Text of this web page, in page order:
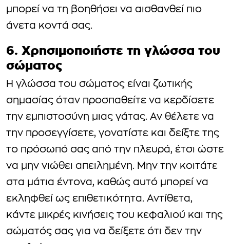
μπορεί να τη βοηθήσει να αισθανθεί πιο
άνετα κοντά σας.
6. Χρησιμοποιήστε τη γλώσσα του
σώματος
Η γλώσσα του σώματος είναι ζωτικής
σημασίας όταν προσπαθείτε να κερδίσετε
την εμπιστοσύνη μιας γάτας. Αν θέλετε να
την προσεγγίσετε, γονατίστε και δείξτε της
το πρόσωπό σας από την πλευρά, έτσι ώστε
να μην νιώθει απειλημένη. Μην την κοιτάτε
στα μάτια έντονα, καθώς αυτό μπορεί να
εκληφθεί ως επιθετικότητα. Αντίθετα,
κάντε μικρές κινήσεις του κεφαλιού και της
σώματός σας για να δείξετε ότι δεν την